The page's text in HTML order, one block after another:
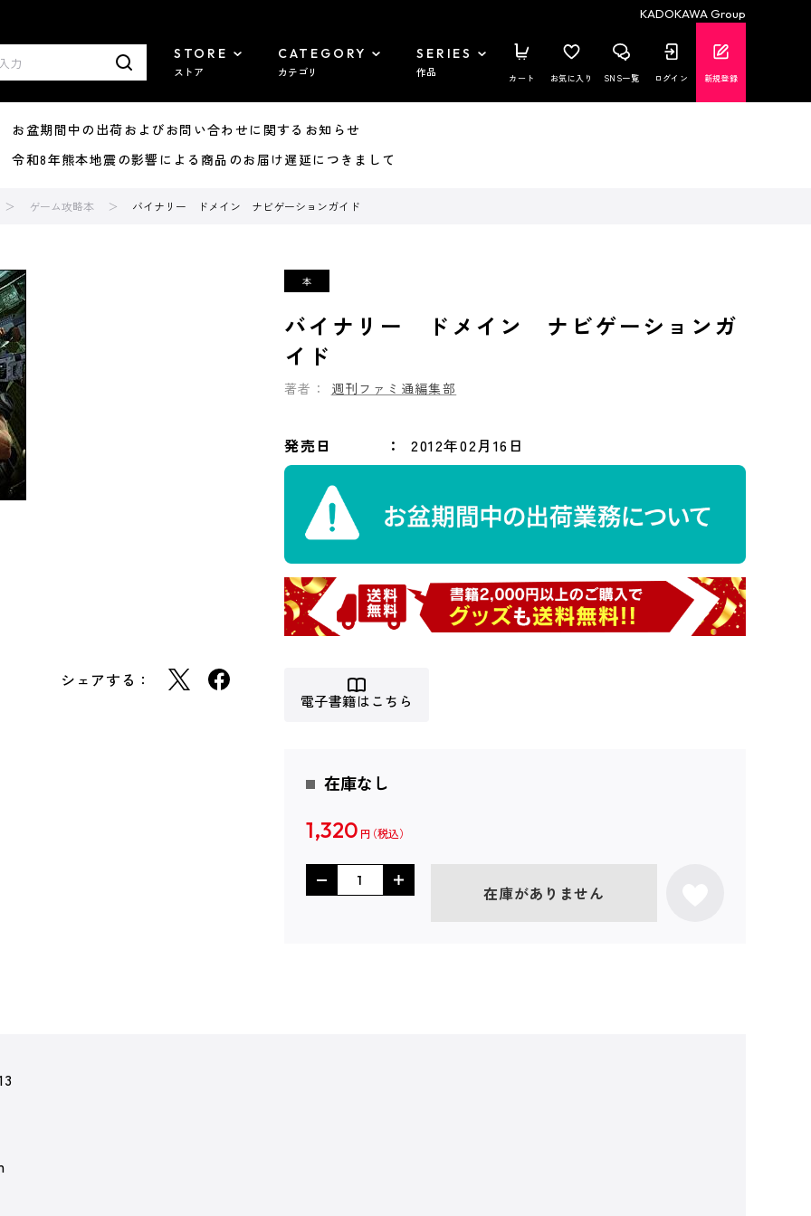
KADOKAWA Group
STORE
ストア
CATEGORY
カテゴリ
SERIES
作品 カート お気に入り SNS一覧 ログイン 新規登録
盆期間中の出荷およびお問い合わせに関するお知らせ
和8年熊本地震の影響による商品のお届け遅延につきまして
ゲーム攻略本 バイナリー ドメイン ナビゲーションガイド
シェアする：
バイナリー ドメイン ナビゲーションガ
イド
著者： 週刊ファミ通編集部
発売日 2012年02月16日
電子書籍はこちら
在庫なし
1,320 円
在庫がありません